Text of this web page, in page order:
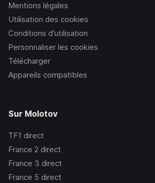
Mentions légales
Utilisation des cookies
Conditions d’utilisation
Personnaliser les cookies
Télécharger
Appareils compatibles
Sur Molotov
TF1 direct
France 2 direct
France 3 direct
France 5 direct